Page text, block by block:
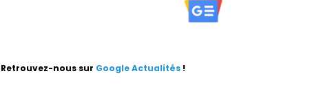
Retrouvez-nous sur Google Actualités !